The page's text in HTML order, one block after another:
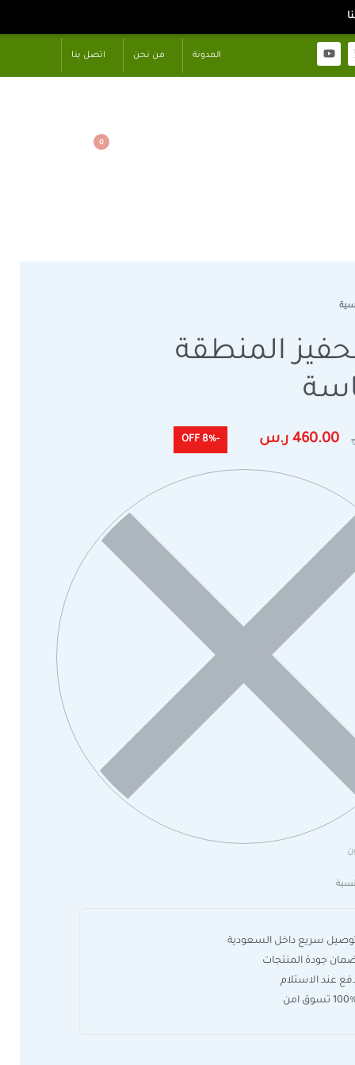
المدونة من نحن اتصل بنا
0
المنطقة
460.00 ر.س -8% OFF
سريع داخل السعودية
جودة المنتجات
عند الاستلام
تسوق امن